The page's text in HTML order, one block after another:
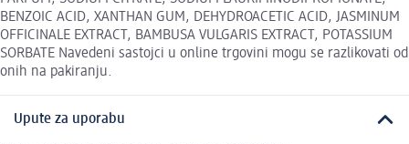
BENZOIC ACID, XANTHAN GUM, DEHYDROACETIC ACID, JASMINUM
OFFICINALE EXTRACT, BAMBUSA VULGARIS EXTRACT, POTASSIUM
SORBATE Navedeni sastojci u online trgovini mogu se razlikovati od
onih na pakiranju.
Upute za uporabu